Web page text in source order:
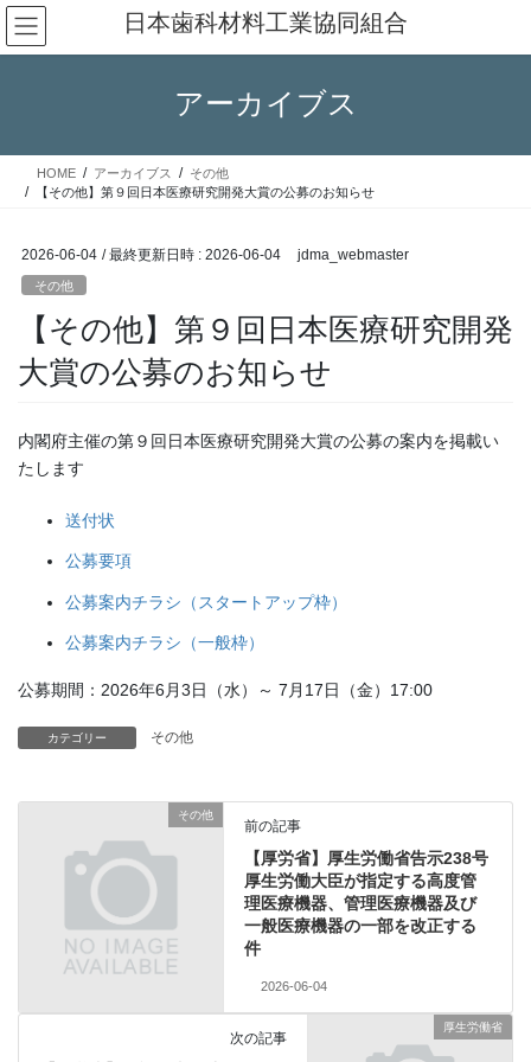
コ
ン
テ
ス
ナ
ビ
ゲ
ン
日本歯科材料工業協同組合
アーカイブス
HOME アーカイブス
その他
【その他】第９回日本医療研究開発大賞の公募のお知らせ
2026-06-04 / 最終更新日時 : 2026-06-04 jdma_webmaster
その他
【その他】第９回日本医療研究開発
大賞の公募のお知らせ
内閣府主催の第９回日本医療研究開発大賞の公募の案内を掲載い
たします
送付状
公募要項
公募案内チラシ（スタートアップ枠）
公募案内チラシ（一般枠）
公募期間：2026年6月3日（水）～ 7月17日（金）17:00
カテゴリー その他
その他
前の記事
【厚労省】厚生労働省告示238号
厚生労働大臣が指定する高度管
理医療機器、管理医療機器及び
一般医療機器の一部を改正する
件
2026-06-04
厚生労働省
次の記事